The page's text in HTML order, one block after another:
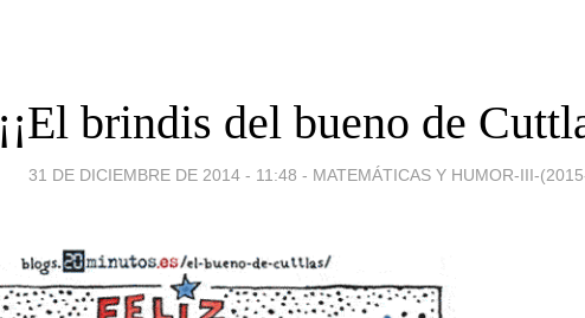
¡¡El brindis del bueno de
31 DE DICIEMBRE DE 2014 - 11:48 - MATEMÁTICAS Y HUMOR-III-